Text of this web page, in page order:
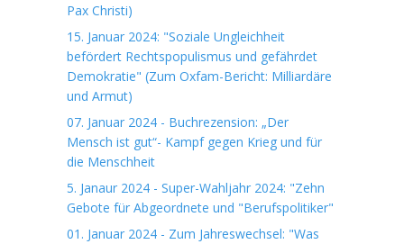
Pax Christi)
15. Januar 2024: "Soziale Ungleichheit
befördert Rechtspopulismus und gefährdet
Demokratie" (Zum Oxfam-Bericht: Milliardäre
und Armut)
07. Januar 2024 - Buchrezension: „Der
Mensch ist gut“- Kampf gegen Krieg und für
die Menschheit
5. Janaur 2024 - Super-Wahljahr 2024: "Zehn
Gebote für Abgeordnete und "Berufspolitiker"
01. Januar 2024 - Zum Jahreswechsel: "Was